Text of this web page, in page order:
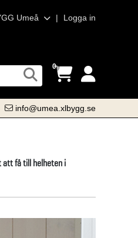
Umeå | Logga in
0
info@umea.xlbygg.se
att få till helheten i